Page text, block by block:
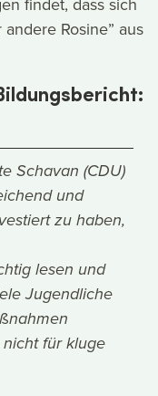
Rosine” aus
Schavan (CDU)
und
zu haben,
lesen und
Jugendliche
für kluge